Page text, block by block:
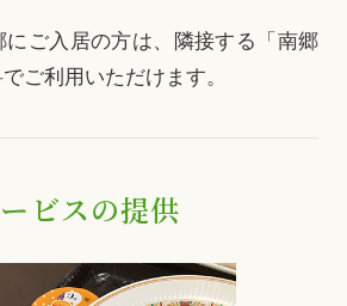
ご入居の方は、隣接する「南郷
ご利用いただけます。
ビスの提供